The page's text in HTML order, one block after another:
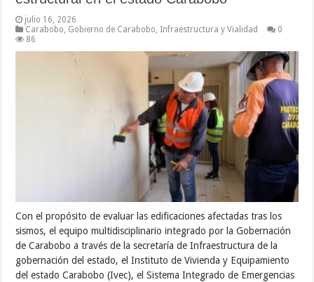
julio 16, 2026
Carabobo, Gobierno de Carabobo, Infraestructura y Vialidad
0
86
Con el propósito de evaluar las edificaciones afectadas tras los
sismos, el equipo multidisciplinario integrado por la Gobernación
de Carabobo a través de la secretaría de Infraestructura de la
gobernación del estado, el Instituto de Vivienda y Equipamiento
del estado Carabobo (Ivec), el Sistema Integrado de Emergencias